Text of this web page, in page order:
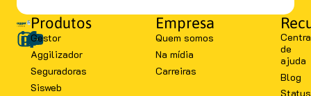
Produtos
Gestor
Aggilizador
Seguradoras
Sisweb
Empresa
Quem somos
Na mídia
Carreiras
de
ajuda
Blog
Status